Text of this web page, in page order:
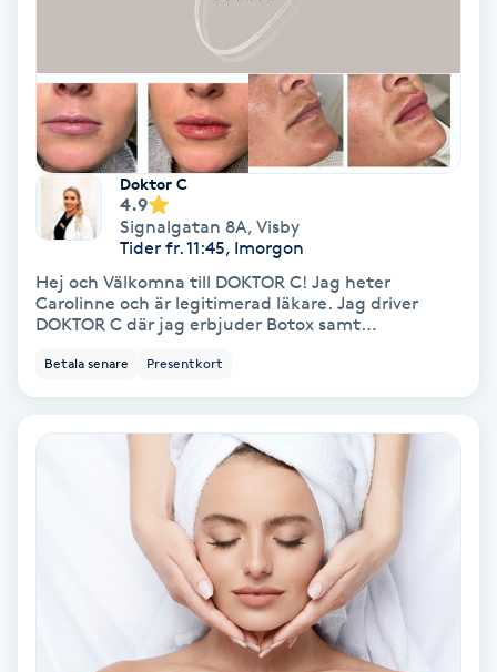
Hot yoga
Hudföryngring
Huduppstramning
Hudvård
Hyaluronsyra
Hyperhidros
Hårborttagning
Hårbottenbehandling
Doktor C
4.9
Signalgatan 8A, Visby
Tider fr. 11:45, Imorgon
Hej och Välkomna till DOKTOR C! Jag heter
Carolinne och är legitimerad läkare. Jag driver
DOKTOR C där jag erbjuder Botox samt
inom estetiska injektionsbehandlingar hos
som påbyggnadskurser hos Doctor_K i Stockholm.
Därtill har jag även gått kurser hos Dr. Tim Pearce.
Mitt mål är att mina kunder alltid ska känna sig
trygga med en säker behandling och fina naturliga
resultat. Självklart innehar jag patientförsäkring
och är registrerad hos IVO(Inspektionen för vård
och omsorg). Du hittar DOKTOR C på Signalgatan
8A i Visby. Välkomna! Mvh Carolinne Leg. Läkare
Betala senare Presentkort